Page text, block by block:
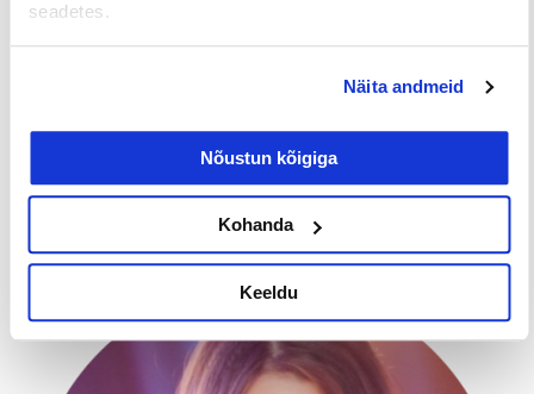
seadetes.
Näita andmeid
Nõustun kõigiga
Kohanda
Keeldu
Kohvioad on röstitud Eestis.
Saku Läte kuulub rahvusvahelisseVenden gruppi
riikidele ka Uus-Meremaale. Saku Läte
veeautomaadid on kasutuses mitmes riigis,
kinnitades meie positsiooni usaldusväärse ja
innovaatilise joogiveelahenduste pakkujana.